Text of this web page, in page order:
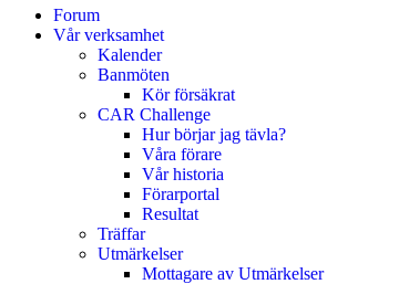
Forum
Vår verksamhet
Kalender
Banmöten
Kör försäkrat
CAR Challenge
Hur börjar jag tävla?
Våra förare
Vår historia
Förarportal
Resultat
Träffar
Utmärkelser
Mottagare av Utmärkelser